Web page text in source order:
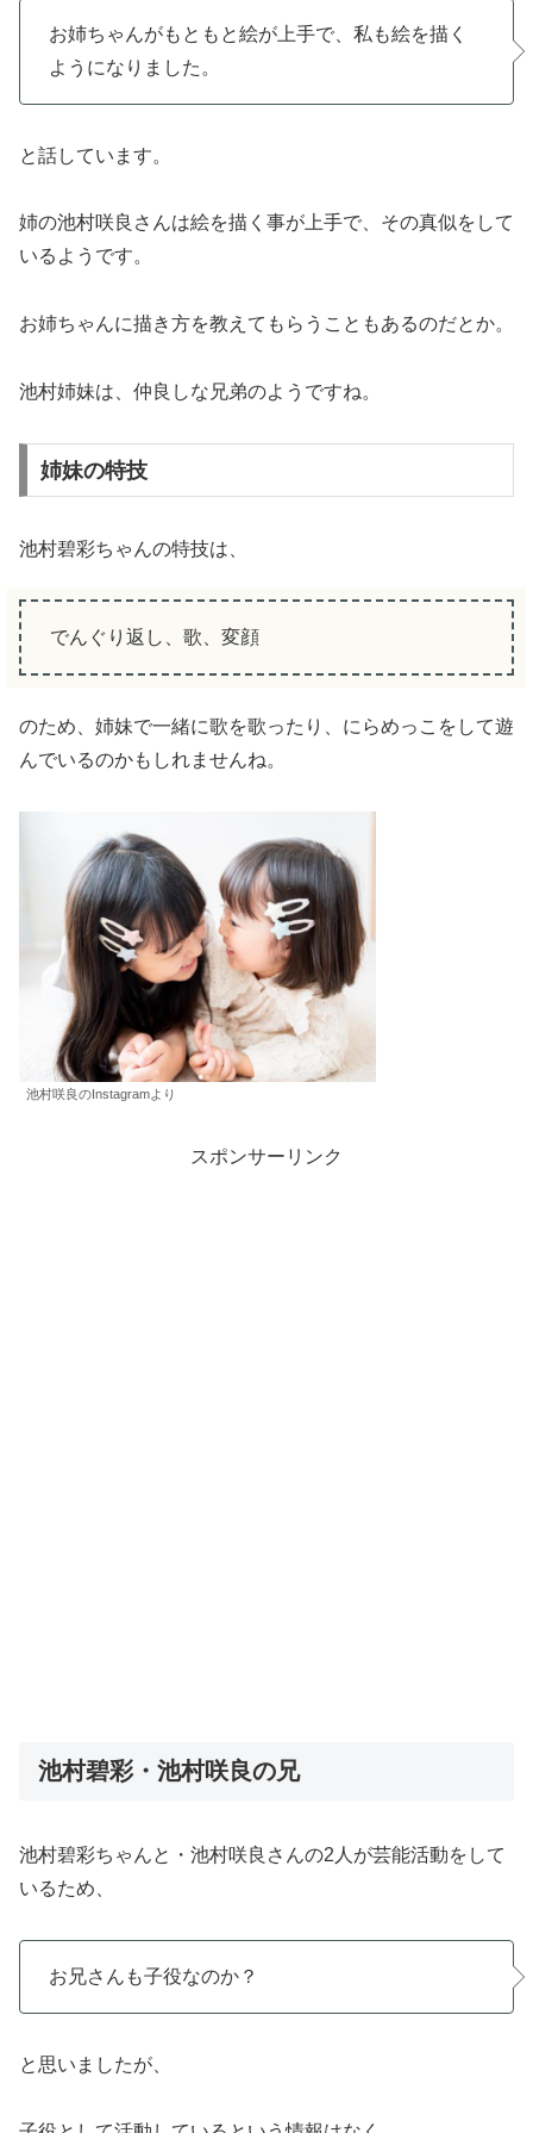
お姉ちゃんがもともと絵が上手で、私も絵を描く
ようになりました。
と話しています。
姉の池村咲良さんは絵を描く事が上手で、その真似をして
いるようです。
お姉ちゃんに描き方を教えてもらうこともあるのだとか。
池村姉妹は、仲良しな兄弟のようですね。
姉妹の特技
池村碧彩ちゃんの特技は、
でんぐり返し、歌、変顔
のため、姉妹で一緒に歌を歌ったり、にらめっこをして遊
んでいるのかもしれませんね。
池村咲良のInstagramより
スポンサーリンク
池村碧彩・池村咲良の兄
池村碧彩ちゃんと・池村咲良さんの2人が芸能活動をして
いるため、
お兄さんも子役なのか？
と思いましたが、